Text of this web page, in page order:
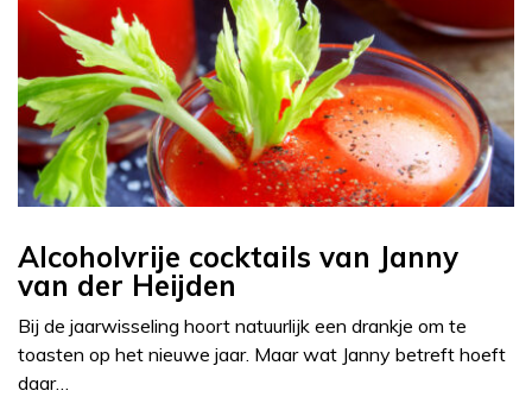
Alcoholvrije cocktails van Janny
van der Heijden
Bij de jaarwisseling hoort natuurlijk een drankje om te
toasten op het nieuwe jaar. Maar wat Janny betreft hoeft
daar…